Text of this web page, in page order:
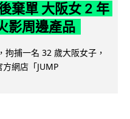
棄單 大阪女 2 年
影周邊產品
拘捕一名 32 歲大阪女子，
網店「JUMP